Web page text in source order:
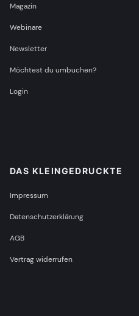
Magazin
Webinare
Newsletter
Möchtest du umbuchen?
Login
DAS KLEINGEDRUCKTE
Impressum
Datenschutzerklärung
AGB
Vertrag widerrufen